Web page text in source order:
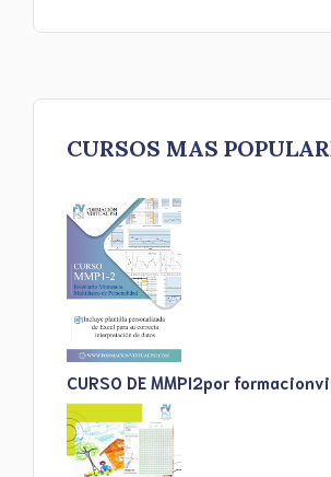
CURSOS MAS
CURSO DE MMPI2por